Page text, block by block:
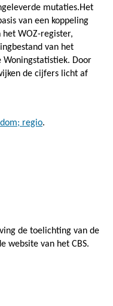
mutaties.Het
van een koppeling
het WOZ-register,
van het
Woningstatistiek. Door
de cijfers licht af
regio.
de toelichting van de
website van het CBS.